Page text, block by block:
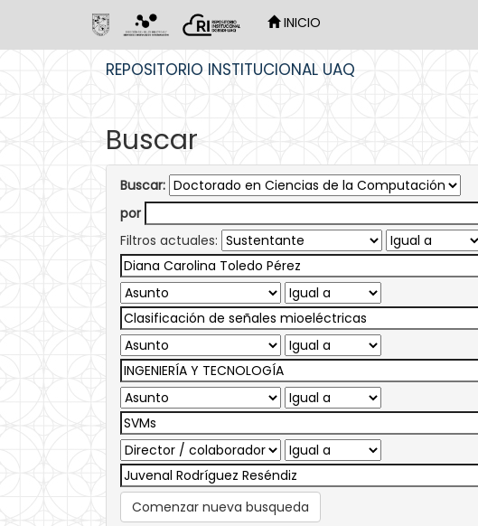
INICIO
REPOSITORIO INSTITUCIONAL UAQ
Buscar
Buscar:
por
Filtros actuales:
Comenzar nueva busqueda